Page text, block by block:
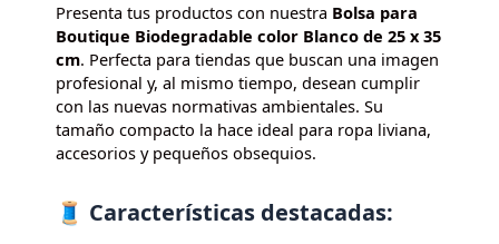
Presenta tus productos con nuestra Bolsa para
Boutique Biodegradable color Blanco de 25 x 35
cm. Perfecta para tiendas que buscan una imagen
profesional y, al mismo tiempo, desean cumplir
con las nuevas normativas ambientales. Su
tamaño compacto la hace ideal para ropa liviana,
accesorios y pequeños obsequios.
🧵 Características destacadas: